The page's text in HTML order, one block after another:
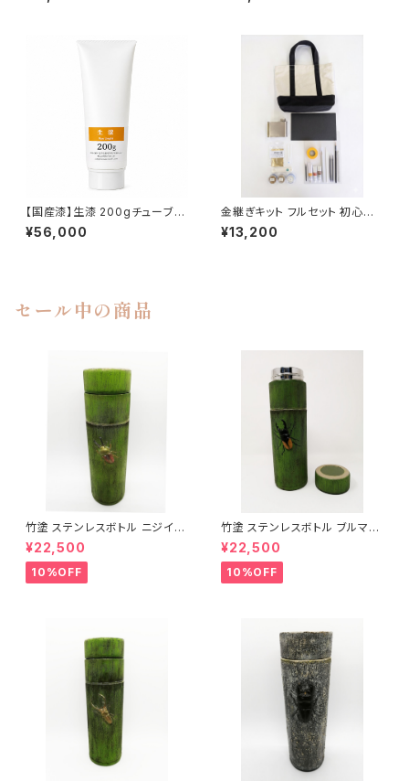
【国産漆】生漆 200gチューブ｜
金継ぎ・漆芸用
¥56,000
金継ぎキット フルセット 初心者
向け 道具一式23点 手順書付き
¥13,200
セール中の商品
竹塗 ステンレスボトル ニジイロ
クワガタ｜漆加飾ステンレスボ
トル
¥22,500
10%OFF
竹塗 ステンレスボトル ブルマイ
スターツヤクワガタ｜漆加飾ス
テンレスボトル
¥22,500
10%OFF